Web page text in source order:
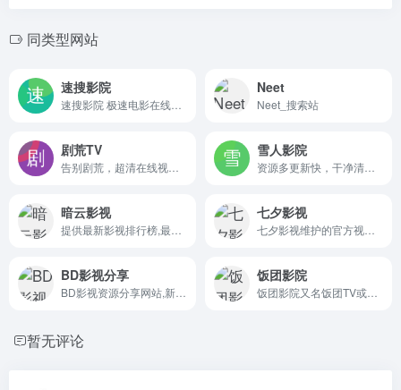
同类型网站
速搜影院 Neet
Neet_搜索站
剧荒TV 雪人影院
暗云影视 七夕影视
BD影视分享 饭团影院
暂无评论